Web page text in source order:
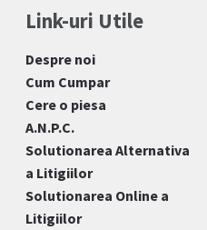
Link-uri Utile
Despre noi
Cum Cumpar
Cere o piesa
A.N.P.C.
Solutionarea Alternativa
a Litigiilor
Solutionarea Online a
Litigiilor